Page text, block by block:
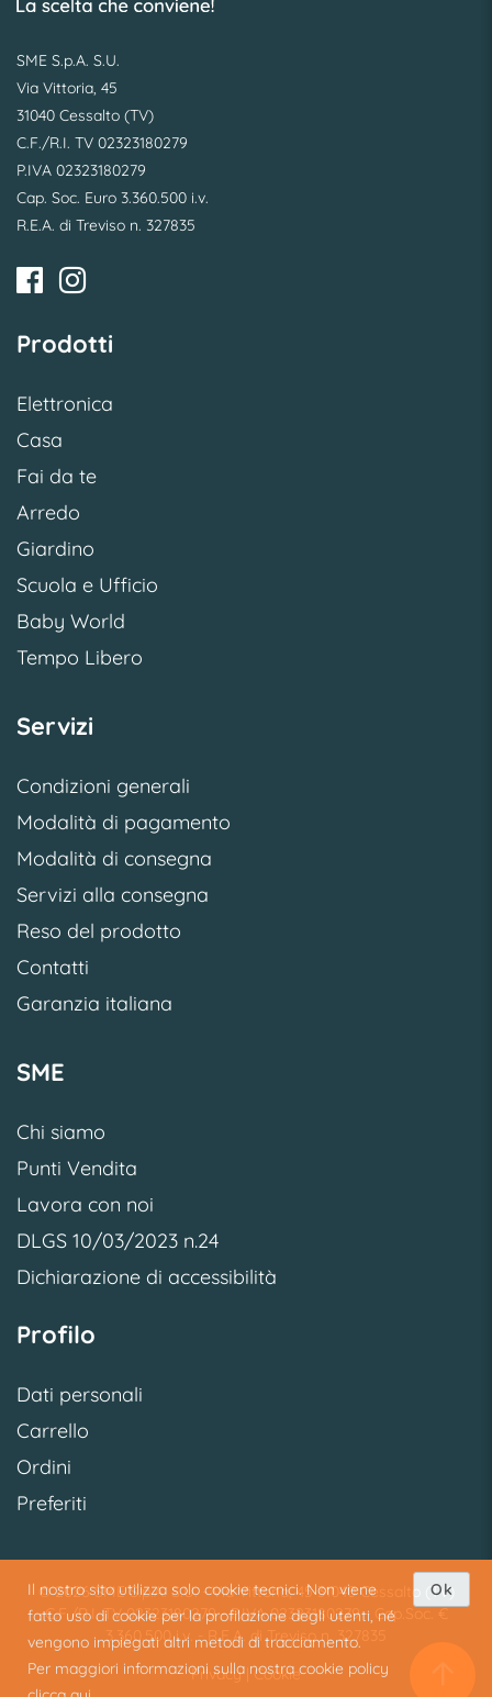
Il nostro sito utilizza solo cookie tecnici. Non viene
fatto uso di cookie per la profilazione degli utenti, né
vengono impiegati altri metodi di tracciamento.
Per maggiori informazioni sulla nostra cookie policy
Ok
SME S.p.A. S.U.
Via Vittoria, 45
31040 Cessalto (TV)
C.F./R.I. TV 02323180279
P.IVA 02323180279
Cap. Soc. Euro 3.360.500 i.v.
R.E.A. di Treviso n. 327835
Prodotti
Elettronica
Casa
Fai da te
Arredo
Giardino
Scuola e Ufficio
Baby World
Tempo Libero
Servizi
Condizioni generali
Modalità di pagamento
Modalità di consegna
Servizi alla consegna
Reso del prodotto
Contatti
Garanzia italiana
SME
Chi siamo
Punti Vendita
Lavora con noi
DLGS 10/03/2023 n.24
Dichiarazione di accessibilità
Profilo
Dati personali
Carrello
Ordini
Preferiti
© 2026 SME S.p.A. S.U. - Via Vittoria, 45 31040 Cessalto (TV)
C.F./R.I. TV 02323180279 - P.IVA 02323180279 - Cap.Soc. €
3.360.500 i.v. - R.E.A. di Treviso n. 327835
Privacy|Cookie